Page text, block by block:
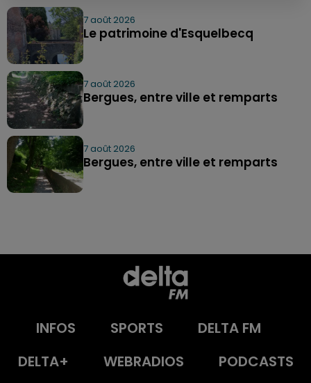
7 août 2026
Le patrimoine d'Esquelbecq
7 août 2026
Bergues, entre ville et remparts
7 août 2026
Bergues, entre ville et remparts
INFOS SPORTS
DELTA FM
DELTA+
WEBRADIOS PODCASTS